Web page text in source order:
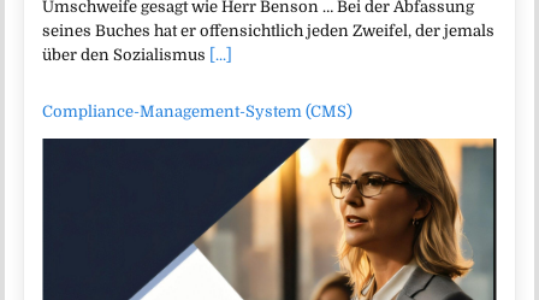
Umschweife gesagt wie Herr Benson … Bei der Abfassung
seines Buches hat er offensichtlich jeden Zweifel, der jemals
über den Sozialismus [...]
Compliance-Management-System (CMS)